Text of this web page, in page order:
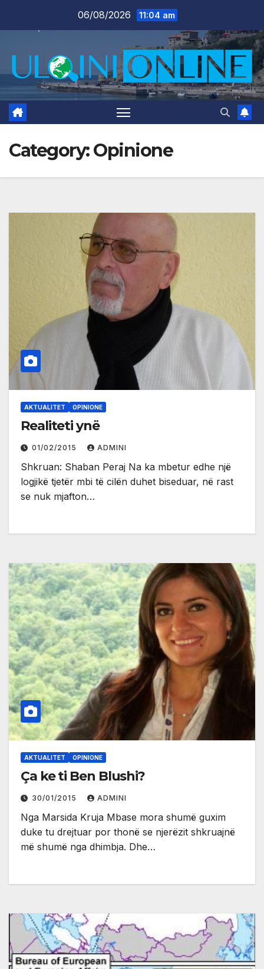
06/08/2026 11:04 am
Category:Opinione
AKTUALITET OPINIONE
Realiteti ynë
01/02/2015 ADMINI
Shkruan: Shaban Peraj Na ka mbetur edhe një
logjikë tjetër mbi të cilën duhet biseduar, në rast
se nuk mjafton…
AKTUALITET OPINIONE
Ça ke ti Ben Blushi?
30/01/2015 ADMINI
Nga Marsida Kruja Mbase mora shumë guxim
duke tu drejtuar por thonë se njerëzit shkruajnë
më shumë nga dhimbja. Dhe…